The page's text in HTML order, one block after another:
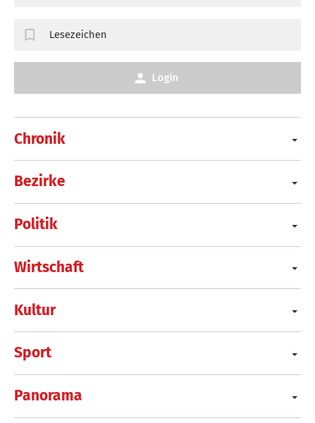
Chronik
Bezirke
Politik
Wirtschaft
Kultur
Sport
Panorama
Lesezeichen
Login